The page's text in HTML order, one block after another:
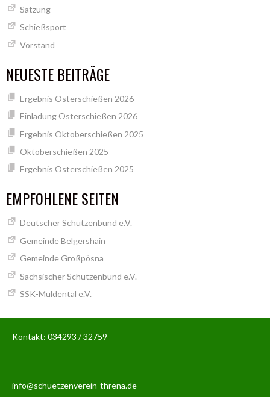
Satzung
Schießsport
Vorstand
NEUESTE BEITRÄGE
Ergebnis Osterschießen 2026
Einladung Osterschießen 2026
Ergebnis Oktoberschießen 2025
Oktoberschießen 2025
Ergebnis Osterschießen 2025
EMPFOHLENE SEITEN
Deutscher Schützenbund e.V.
Gemeinde Belgershain
Gemeinde Großpösna
Sächsischer Schützenbund e.V.
SSK-Muldental e.V.
Kontakt: 034293 / 32759
info@schuetzenverein-threna.de